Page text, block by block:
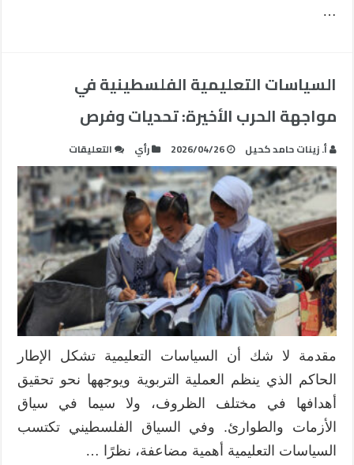
…
السياسات التعليمية الفلسطينية في
مواجهة الحرب الأخيرة: تحديات وفرص
أ. زينات حامد كحيل 2026/04/26 رأي التعليقات
السياسات
التعليمية
الفلسطينية
في
مواجهة
الحرب
الأخيرة:
تحديات
وفرص
مغلقة
مقدمة لا شك أن السياسات التعليمية تشكل الإطار
الحاكم الذي ينظم العملية التربوية ويوجهها نحو تحقيق
أهدافها في مختلف الظروف، ولا سيما في سياق
الأزمات والطوارئ. وفي السياق الفلسطيني تكتسب
السياسات التعليمية أهمية مضاعفة، نظرًا …